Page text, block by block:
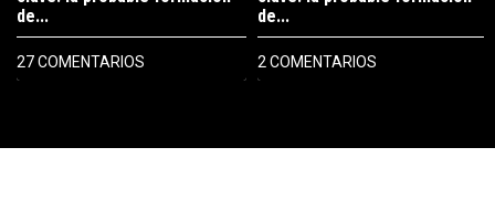
de...
27 COMENTARIOS
de...
2 COMENTARIOS